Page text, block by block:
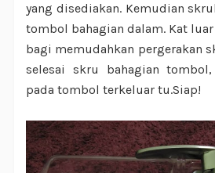
yang disediakan. Kemudian
tombol bahagian dalam. Kat
bagi memudahkan pergerakan
selesai skru bahagian
pada tombol terkeluar tu.Siap!